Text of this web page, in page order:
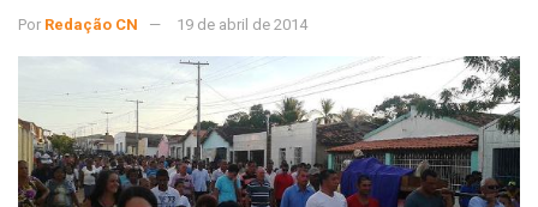
Por Redação CN 19 de abril de 2014